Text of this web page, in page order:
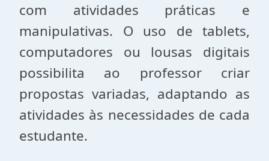
com atividades práticas e
manipulativas. O uso de tablets,
computadores ou lousas digitais
possibilita ao professor criar
propostas variadas, adaptando as
atividades às necessidades de cada
estudante.